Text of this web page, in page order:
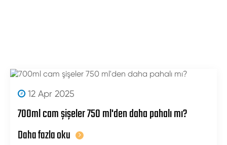
12 Apr 2025
700ml cam şişeler 750 ml'den daha pahalı mı?
Daha fazla oku